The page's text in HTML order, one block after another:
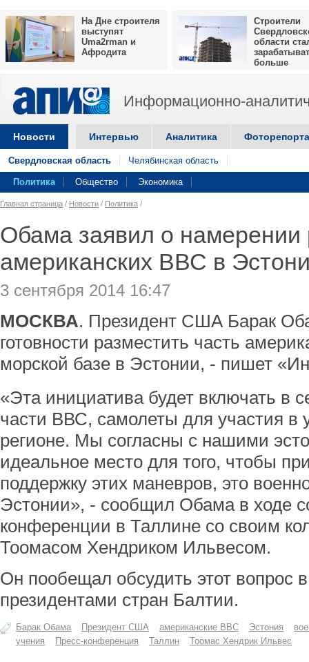
На Дне строителя
выступят
Uma2rman и
Афродита
Строители
области
больше
Информационно-
Новости Интервью Аналитика
Свердловская область Челябинская область
Политика Общество Экономика
Главная страница / Новости / Политика /
Обама заявил о намерении
американских ВВС в
3 сентября 2014 16:47
МОСКВА. Президент США Барак
готовности разместить часть
морской базе в Эстонии, - пишет
«Эта инициатива будет включать в
части ВВС, самолеты для участия в
регионе. Мы согласны с нашими
идеальное место для того, чтобы
поддержку этих маневров, это
Эстонии», - сообщил Обама в ходе
конференции в Таллине со своим
Тоомасом Хендриком Ильвесом.
Он пообещал обсудить этот вопрос
президентами стран Балтии.
Барак Обама Президент США американские ВВС Эстония
учения
Пресс-конференция Таллин Тоомас Хендрик Ильвес